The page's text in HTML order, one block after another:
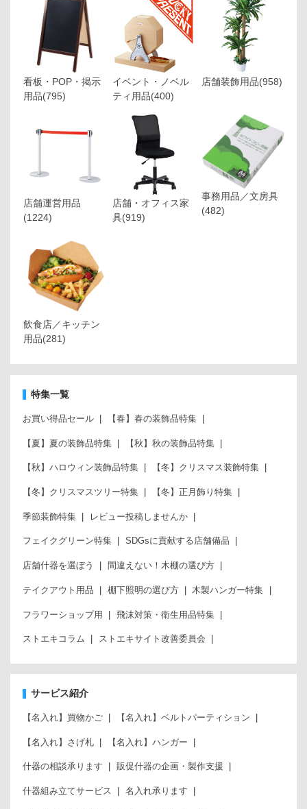
看板・POP・掲示
用品(795)
イベント・ノベル
ティ用品(400)
店舗装飾用品(958)
店舗運営用品
(1224)
店舗・オフィス家
具(919)
事務用品／文房具
(482)
飲食店／キッチン
用品(281)
特集一覧
お買い得品セール 【春】春の装飾品特集
【夏】夏の装飾品特集 【秋】秋の装飾品特集
【秋】ハロウィン装飾品特集 【冬】クリスマス装飾特集
【冬】クリスマスツリー特集 【冬】正月飾り特集
季節装飾特集 レビュー投稿しませんか
フェイクグリーン特集 SDGsに貢献する店舗備品
店舗什器を選ぼう 間違えない！木棚の選び方
テイクアウト用品 棚下照明の選び方 木製ハンガー特集
フラワーショップ用 飛沫対策・衛生用品特集
ストエキコラム ストエキサイト改善委員会
サービス紹介
【名入れ】買物かご 【名入れ】ベルトパーティション
【名入れ】さげ札 【名入れ】ハンガー
什器の相談承ります 販促什器の企画・製作支援
什器組み立てサービス 名入れ承ります